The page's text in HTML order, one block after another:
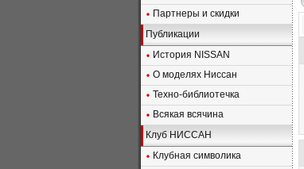
Партнеры и скидки
Публикации
История NISSAN
О моделях Ниссан
Техно-библиотечка
Всякая всячина
Клуб НИССАН
Клубная символика